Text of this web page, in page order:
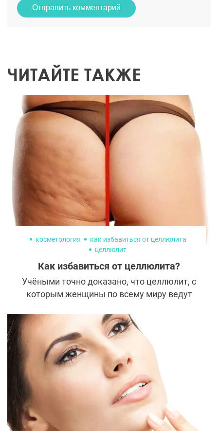
Отправить комментарий
ЧИТАЙТЕ ТАКЖЕ
косметология
как избавиться от целлюлита
целлюлит
Как избавиться от целлюлита?
Учёными точно доказано, что целлюлит, с
которым женщины по всему миру ведут
является признаком нормального
функционирования жизненно-важных
систем организма. Специалисты уверены,
что небольшой целлюлит в области ягодиц
и бёдер свидетельствует о согласованной
работе мозга и гормональной системы.